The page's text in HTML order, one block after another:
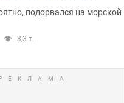
подорвался на морской
3,3 т.